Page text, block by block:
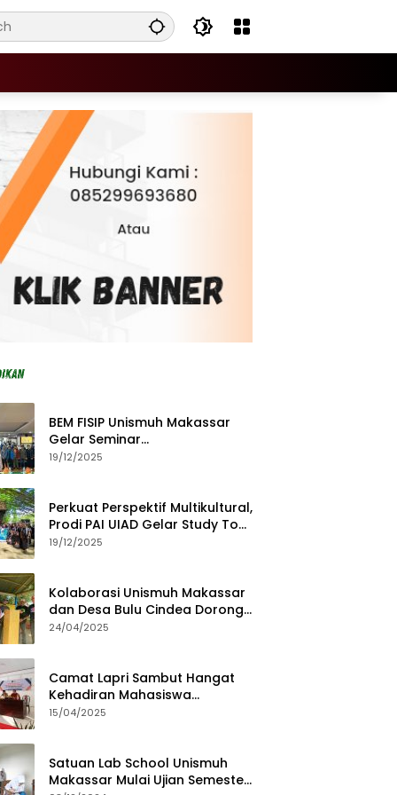
BEM FISIP Unismuh Makassar
Gelar Seminar
Keperempuanan, Bahas
19/12/2025
Perkuat Perspektif Multikultural,
Prodi PAI UIAD Gelar Study Tour
ke Kajang
19/12/2025
Kolaborasi Unismuh Makassar
dan Desa Bulu Cindea Dorong
Sentra Garam Industri
24/04/2025
Camat Lapri Sambut Hangat
Kehadiran Mahasiswa
PoltekMu
15/04/2025
Satuan Lab School Unismuh
Makassar Mulai Ujian Semester,